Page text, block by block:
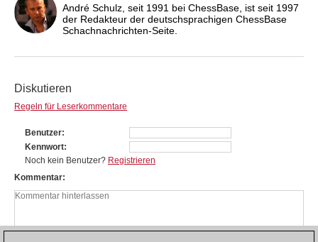
André Schulz, seit 1991 bei ChessBase, ist seit 1997
der Redakteur der deutschsprachigen ChessBase
Schachnachrichten-Seite.
Diskutieren
Regeln für Leserkommentare
Benutzer
Kennwort
Noch kein Benutzer? Registrieren
Kommentar